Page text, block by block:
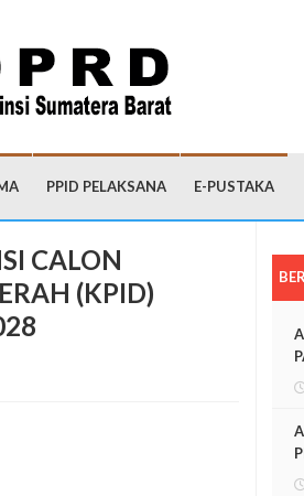
PPID PELAKSANA E-PUSTAKA
CALON
(KPID)